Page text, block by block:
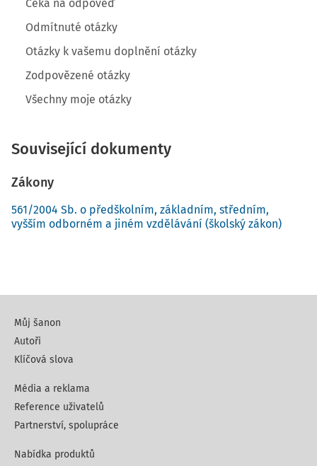
Čeká na odpověď
Odmítnuté otázky
Otázky k vašemu doplnění otázky
Zodpovězené otázky
Všechny moje otázky
Související dokumenty
Zákony
561/2004 Sb. o předškolním, základním, středním,
vyšším odborném a jiném vzdělávání (školský zákon)
Můj šanon
Autoři
Klíčová slova
Média a reklama
Reference uživatelů
Partnerství, spolupráce
Nabídka produktů